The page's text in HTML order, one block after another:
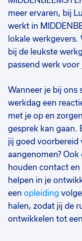
Contact
meer ervaren, bij
werkt in
lokale
bij de leukste
passend werk voor
Wanneer je bij ons
werkdag een
met je op en
gesprek kan gaan.
jij goed voorbereid
aangenomen?
houden contact
helpen in je
een opleiding
halen, zodat jij de
ontwikkelen tot
Soort contract 0
Detacheren 6
Tijdelijk 1
Uren per week
37 - 40+ uur 10
25 - 32 uur 2